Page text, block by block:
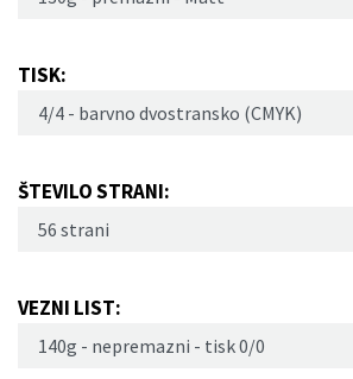
TISK:
ŠTEVILO STRANI:
VEZNI LIST: